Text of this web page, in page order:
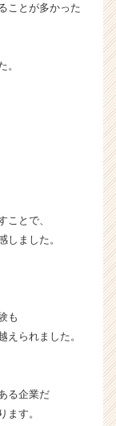
ことが多かった
。
ことで、
しました。
も
えられました。
る企業だ
ます。